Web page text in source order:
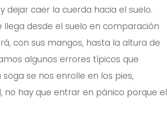
dejar caer la cuerda hacia el suelo.
desde el suelo en comparación
con sus mangos, hasta la altura de
algunos errores típicos que
se nos enrolle en los pies,
no hay que entrar en pánico porque el